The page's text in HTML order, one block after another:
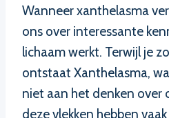
Wanneer xanthelasma
ons over interessante
lichaam werkt. Terwijl je
ontstaat Xanthelasma,
niet aan het denken over
deze vlekken hebben